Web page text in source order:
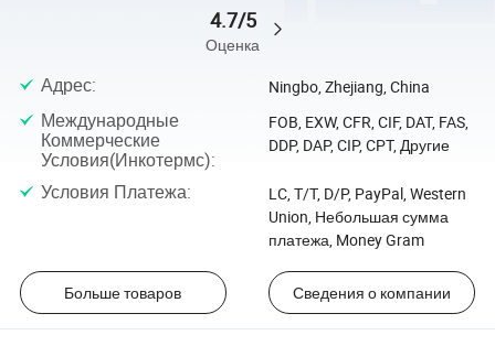
4.7/5
Оценка
Адрес: Ningbo, Zhejiang, China
Международные
Коммерческие
Условия(Инкотермс):
FOB, EXW, CFR, CIF, DAT, FAS,
DDP, DAP, CIP, CPT, Другие
Условия Платежа:
LC, T/T, D/P, PayPal, Western
Union, Небольшая сумма
платежа, Money Gram
Больше товаров Сведения о компании